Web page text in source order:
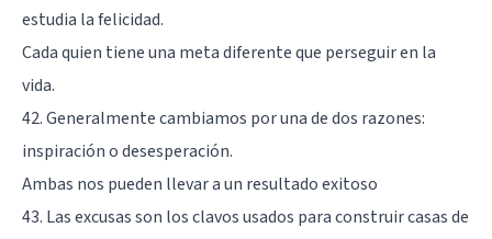
estudia la felicidad.
Cada quien tiene una meta diferente que perseguir en la
vida.
42. Generalmente cambiamos por una de dos razones:
inspiración o desesperación.
Ambas nos pueden llevar a un resultado exitoso
43. Las excusas son los clavos usados para construir casas de